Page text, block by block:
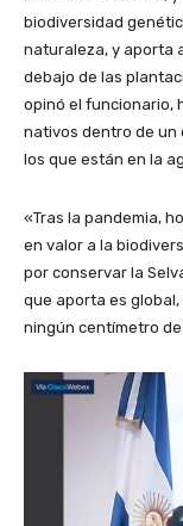
biodiversidad
naturaleza, y aporta
debajo de las
opinó el funcionario,
nativos dentro de un
los que están en la
«Tras la pandemia,
en valor a la
por conservar la
que aporta es
ningún centímetro de